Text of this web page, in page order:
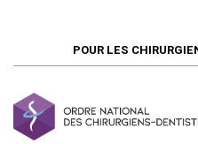
POUR LES